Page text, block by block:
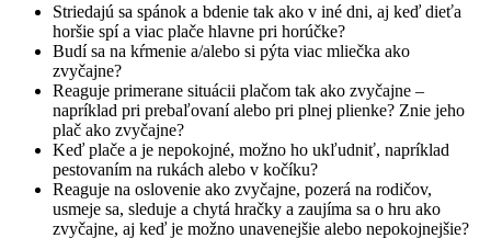
Striedajú sa spánok a bdenie tak ako v iné dni, aj keď dieťa
horšie spí a viac plače hlavne pri horúčke?
Budí sa na kŕmenie a/alebo si pýta viac mliečka ako
zvyčajne?
Reaguje primerane situácii plačom tak ako zvyčajne –
napríklad pri prebaľovaní alebo pri plnej plienke? Znie jeho
plač ako zvyčajne?
Keď plače a je nepokojné, možno ho ukľudniť, napríklad
pestovaním na rukách alebo v kočíku?
Reaguje na oslovenie ako zvyčajne, pozerá na rodičov,
usmeje sa, sleduje a chytá hračky a zaujíma sa o hru ako
zvyčajne, aj keď je možno unavenejšie alebo nepokojnejšie?